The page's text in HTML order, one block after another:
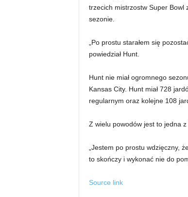
trzecich mistrzostw Super Bowl
sezonie.
„Po prostu starałem się
powiedział Hunt.
Hunt nie miał ogromnego
Kansas City. Hunt miał 728
regularnym oraz kolejne 108
Z wielu powodów jest to jedna
„Jestem po prostu wdzięczny,
to skończy i wykonać nie do
Source link